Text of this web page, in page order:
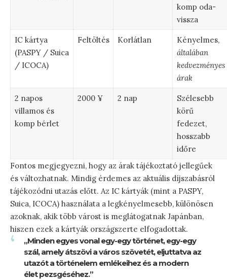
komp oda-
vissza
IC kártya
(PASPY / Suica
/ ICOCA)
Feltöltés Korlátlan
Kényelmes,
általában
kedvezményes
árak
2 napos
villamos és
komp bérlet
2000 ¥ 2 nap
Szélesebb
körű
fedezet,
hosszabb
időre
Fontos megjegyezni, hogy az árak tájékoztató jellegűek
és változhatnak. Mindig érdemes az aktuális díjszabásról
tájékozódni utazás előtt. Az IC kártyák (mint a PASPY,
Suica, ICOCA) használata a legkényelmesebb, különösen
azoknak, akik több várost is meglátogatnak Japánban,
hiszen ezek a kártyák országszerte elfogadottak.
„Minden egyes vonal egy-egy történet, egy-egy
szál, amely átszövi a város szövetét, eljuttatva az
utazót a történelem emlékeihez és a modern
élet pezsgéséhez.”